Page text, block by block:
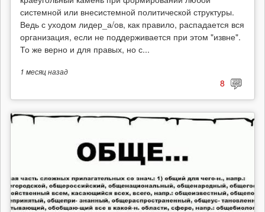
системной или внесистемной политической структуры.
Ведь с уходом лидер_а/ов, как правило, распадается вся
организация, если не поддерживается при этом "извне".
То же верно и для правых, но с...
1 месяцназад
8